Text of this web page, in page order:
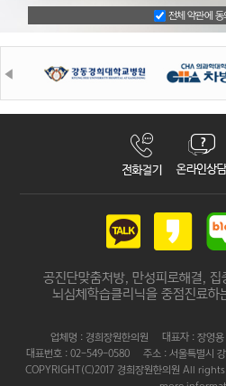
전체 약관에 동
공진단맞춤처방, 만성피로해결,
뇌심체학습클리닉을 중점진료하
업체명 : 경희장원한의원 대표자 : 장영
대표번호 : 02-549-0580 주소 : 서울특별시 강
COPYRIGHT(C)2017 경희장원한의원 All